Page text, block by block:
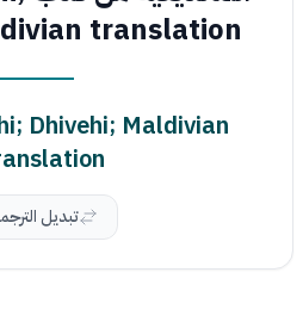
translation
Dhivehi; Maldivian
تبديل